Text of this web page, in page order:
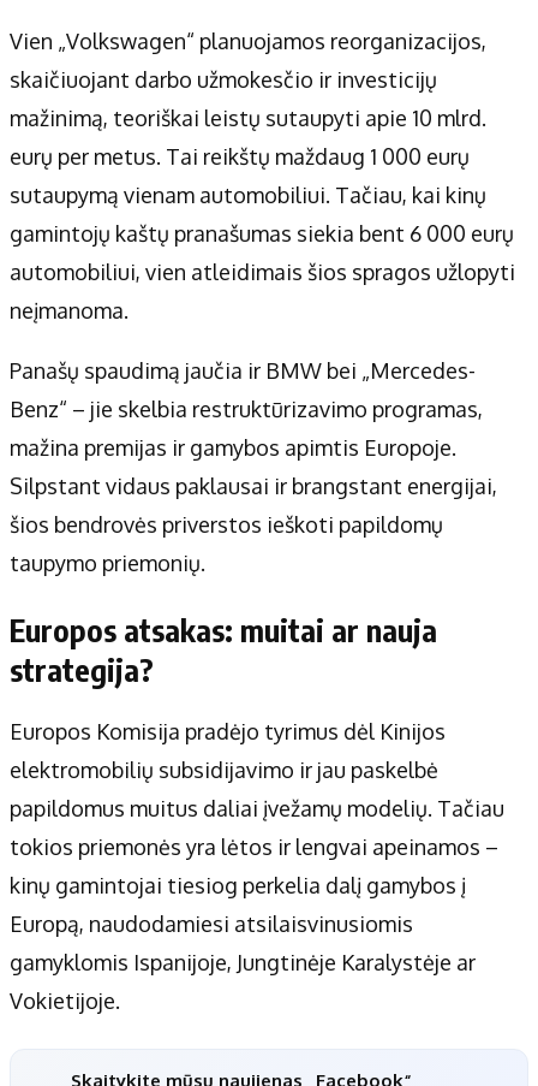
Vien „Volkswagen“ planuojamos reorganizacijos,
skaičiuojant darbo užmokesčio ir investicijų
mažinimą, teoriškai leistų sutaupyti apie 10 mlrd.
eurų per metus. Tai reikštų maždaug 1 000 eurų
sutaupymą vienam automobiliui. Tačiau, kai kinų
gamintojų kaštų pranašumas siekia bent 6 000 eurų
automobiliui, vien atleidimais šios spragos užlopyti
neįmanoma.
Panašų spaudimą jaučia ir BMW bei „Mercedes-
Benz“ – jie skelbia restruktūrizavimo programas,
mažina premijas ir gamybos apimtis Europoje.
Silpstant vidaus paklausai ir brangstant energijai,
šios bendrovės priverstos ieškoti papildomų
taupymo priemonių.
Europos atsakas: muitai ar nauja
strategija?
Europos Komisija pradėjo tyrimus dėl Kinijos
elektromobilių subsidijavimo ir jau paskelbė
papildomus muitus daliai įvežamų modelių. Tačiau
tokios priemonės yra lėtos ir lengvai apeinamos –
kinų gamintojai tiesiog perkelia dalį gamybos į
Europą, naudodamiesi atsilaisvinusiomis
gamyklomis Ispanijoje, Jungtinėje Karalystėje ar
Vokietijoje.
Skaitykite mūsų naujienas „Facebook“